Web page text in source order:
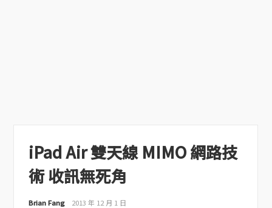
iPad Air 雙天線 MIMO 網路技
術 收訊無死角
Brian Fang 2013 年 12 月 1 日